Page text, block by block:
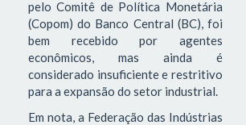
pelo Comitê de Política Monetária
(Copom) do Banco Central (BC), foi
bem recebido por agentes
econômicos, mas ainda é
considerado insuficiente e restritivo
para a expansão do setor industrial.
Em nota, a Federação das Indústrias